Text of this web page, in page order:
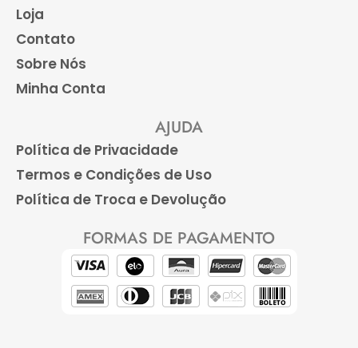
Loja
Contato
Sobre Nós
Minha Conta
AJUDA
Política de Privacidade
Termos e Condições de Uso
Política de Troca e Devolução
FORMAS DE PAGAMENTO